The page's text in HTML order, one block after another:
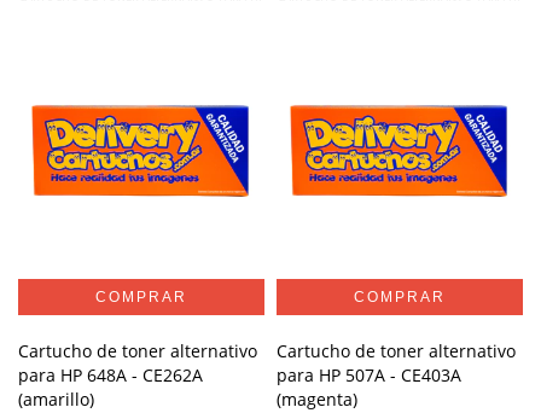
Cartucho de toner alternativo
para HP 648A - CE262A
(amarillo)
Cartucho de toner alternativo
para HP 507A - CE403A
(magenta)